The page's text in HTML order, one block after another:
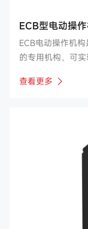
ECB型电动操
ECB电动操作机
的专用机构，可
查看更多